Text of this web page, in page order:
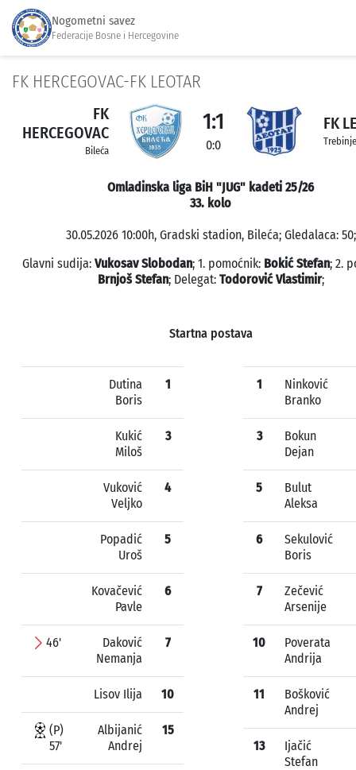
Nogometni savez
Federacije Bosne i Hercegovine
FK HERCEGOVAC-FK LEOTAR
FK
HERCEGOVAC
Bileća
1:1
0:0
FK
Trebinje
Omladinska liga BiH "JUG" kadeti 25/26
33. kolo
30.05.2026 10:00h, Gradski stadion, Bileća; Gledalaca: 50;
Glavni sudija: Vukosav Slobodan; 1. pomoćnik: Bokić Stefan; 2.
Brnjoš Stefan; Delegat: Todorović Vlastimir;
Startna postava
Dutina
Boris
1
Kukić
Miloš
3
Vuković
Veljko
4
Popadić
Uroš
5
Kovačević
Pavle
6
46'
Daković
Nemanja
7
Lisov Ilija 10
(P)
57'
Albijanić
Andrej
15
1
Ninković
Branko
3
Bokun
Dejan
5
Bulut
Aleksa
6
Sekulović
Boris
7
Zečević
Arsenije
10
Poverata
Andrija
11
Bošković
Andrej
13
Ijačić
Stefan